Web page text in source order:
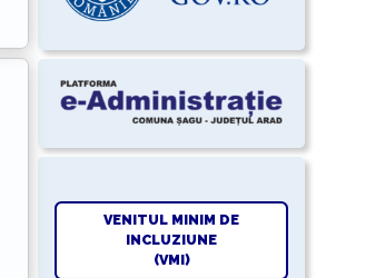
VENITUL MINIM DE
INCLUZIUNE
(VMI)